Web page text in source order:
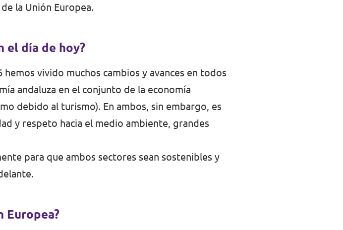
la Unión Europea.
el día de hoy?
vivido muchos cambios y avances en todos
andaluza en el conjunto de la economía
debido al turismo). En ambos, sin embargo, es
y respeto hacia el medio ambiente, grandes
para que ambos sectores sean sostenibles y
Europea?